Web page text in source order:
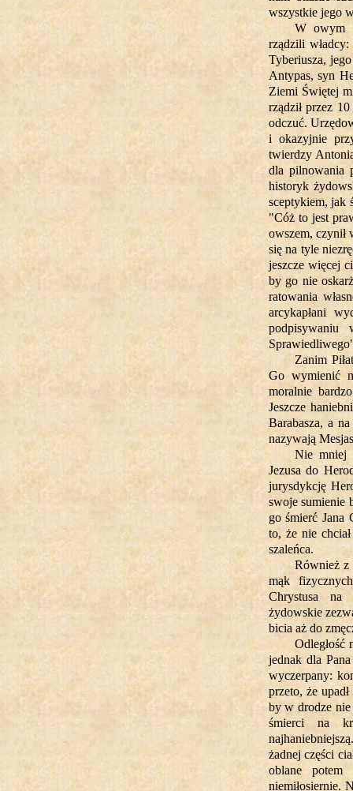
wszystkie jego
W owym
rządzili
Tyberiusza,
Antypas, syn
Ziemi Świętej
rządził przez
odczuć.
i okazyjnie
twierdzy
dla pilnowania
historyk
sceptykiem, jak
"Cóż to jest
owszem, czynił
się na tyle
jeszcze więcej
by go nie
ratowania
arcykapłani
Zanim
Go wymienić
moralnie
Jeszcze
Barabasza, a
nazywają
Nie mniej
Jezusa do
jurysdykcję
swoje sumienie
go śmierć Jana
to, że nie
szaleńca.
Również z
mąk
Chrystusa na
żydowskie
bicia aż do
Odległość
jednak dla
wyczerpany:
przeto, że
by w drodze
śmierci na
żadnej części
oblane
niemiłosiernie.